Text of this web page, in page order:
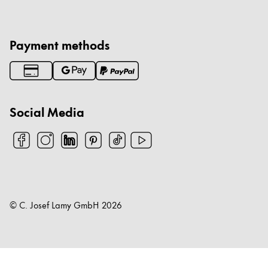
Payment methods
Social Media
© C. Josef Lamy GmbH 2026